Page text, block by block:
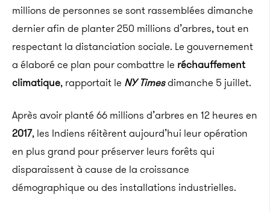
millions de personnes se sont rassemblées dimanche
dernier afin de planter 250 millions d’arbres, tout en
respectant la distanciation sociale. Le gouvernement
a élaboré ce plan pour combattre le réchauffement
climatique, rapportait le NY Timesdimanche 5 juillet.
Après avoir planté 66 millions d’arbres en 12 heures en
2017, les Indiens réitèrent aujourd’hui leur opération
en plus grand pour préserver leurs forêts qui
disparaissent à cause de la croissance
démographique ou des installations industrielles.